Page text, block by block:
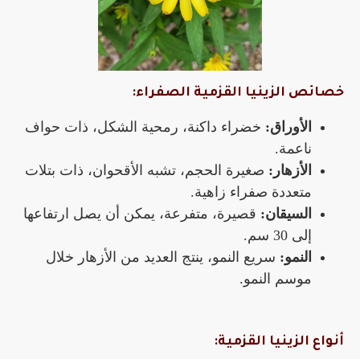
خصائص الزينيا القزمية الصفراء:
الأوراق: خضراء داكنة، رمحية الشكل، ذات حواف
ناعمة.
الأزهار: صغيرة الحجم، تشبه الأقحوان، ذات بتلات
متعددة صفراء زاهية.
السيقان: قصيرة، متفرعة، يمكن أن يصل ارتفاعها
إلى 30 سم.
النمو: سريع النمو، ينتج العديد من الأزهار خلال
موسم النمو.
أنواع الزينيا القزمية: